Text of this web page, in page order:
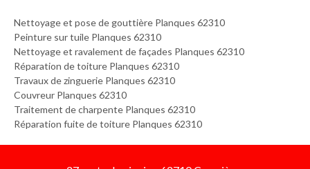
Nettoyage et pose de gouttière Planques 62310
Peinture sur tuile Planques 62310
Nettoyage et ravalement de façades Planques 62310
Réparation de toiture Planques 62310
Travaux de zinguerie Planques 62310
Couvreur Planques 62310
Traitement de charpente Planques 62310
Réparation fuite de toiture Planques 62310